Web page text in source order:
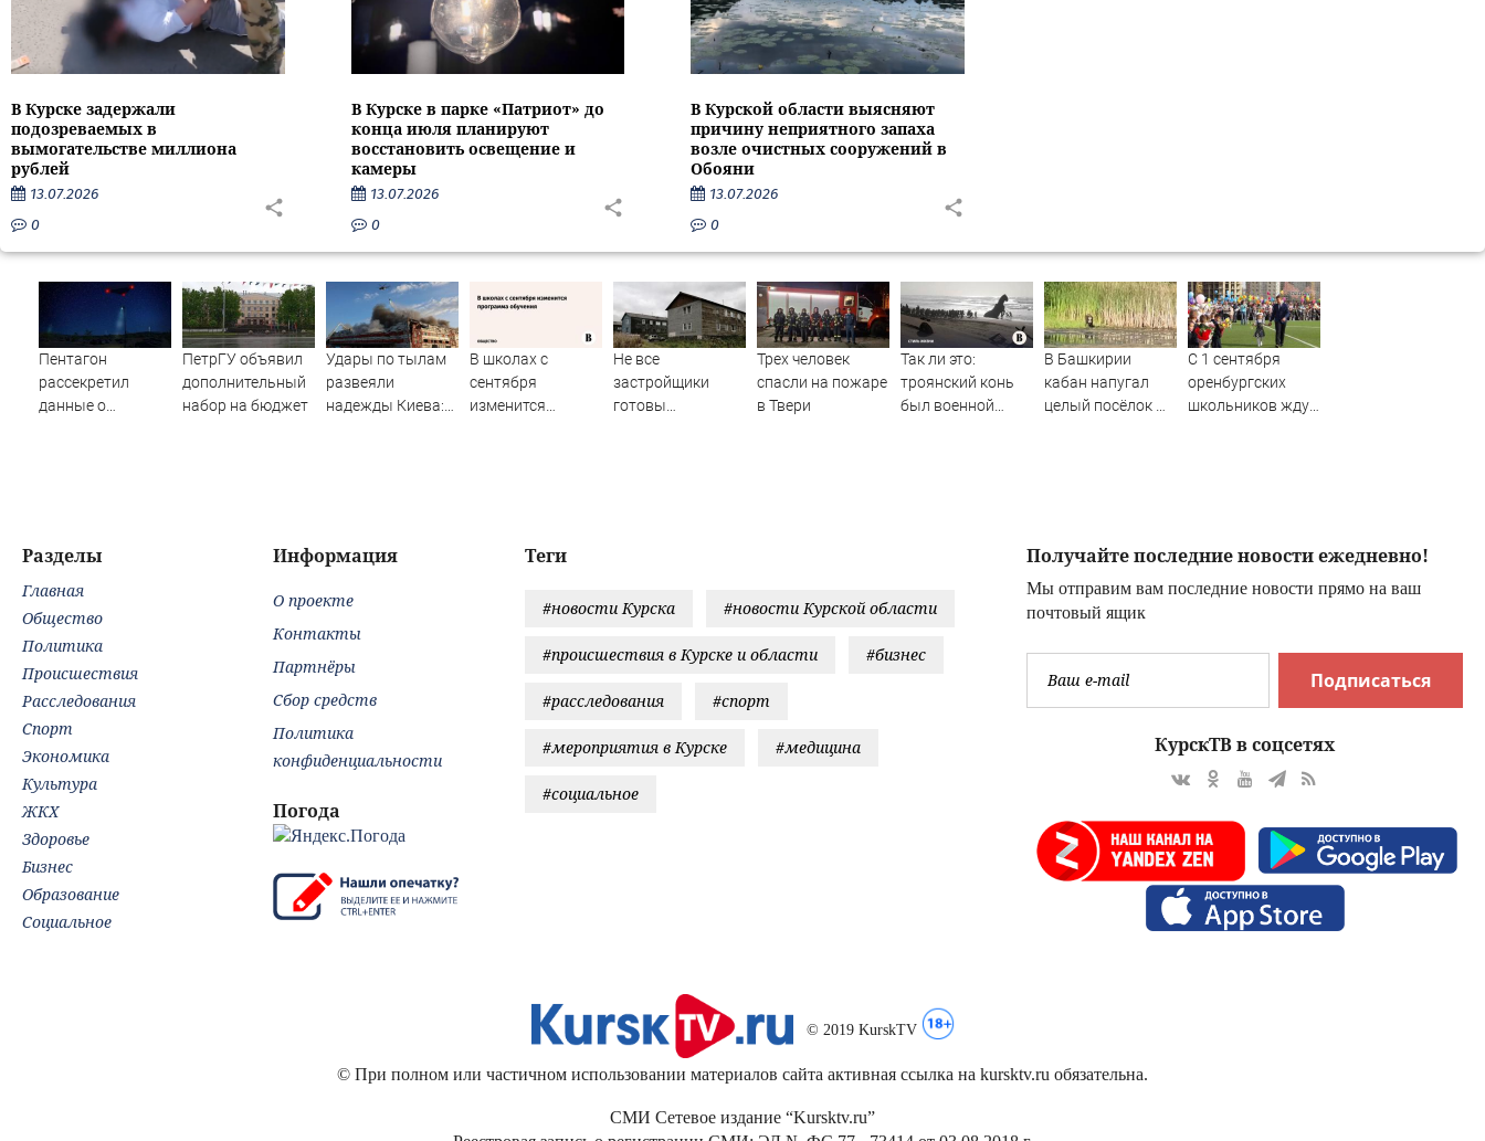
В Курске задержали
подозреваемых в
вымогательстве миллиона
рублей
13.07.2026
0
В Курске в парке «Патриот» до
конца июля планируют
восстановить освещение и
камеры
13.07.2026
0
В Курской области выясняют
причину неприятного запаха
возле очистных сооружений в
Обояни
13.07.2026
0
Пентагон
рассекретил
данные о
ПетрГУ объявил
дополнительный
набор на бюджет
Удары по тылам
развеяли
надежды Киева:
В школах с
сентября
изменится
Не все
застройщики
готовы
Трех человек
спасли на пожаре
в Твери
Так ли это:
троянский конь
был военной
В Башкирии
кабан напугал
целый посёлок —
С 1 сентября
оренбургских
школьников ждут
Получайте последние новости ежедневно!
Мы отправим вам последние новости прямо на ваш
почтовый ящик
Подписаться
КурскТВ в соцсетях
Теги
#новости Курска #новости Курской области
#происшествия в Курске и области #бизнес
#расследования #спорт
#мероприятия в Курске #медицина
#социальное
Разделы
Главная
Общество
Политика
Происшествия
Расследования
Спорт
Экономика
Культура
ЖКХ
Здоровье
Бизнес
Образование
Социальное
Информация
О проекте
Контакты
Партнёры
Сбор средств
Политика
конфиденциальности
Погода
© 2019 KurskTV
© При полном или частичном использовании материалов сайта активная ссылка на kursktv.ru обязательна.
СМИ Сетевое издание “Kursktv.ru”